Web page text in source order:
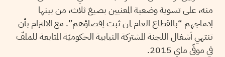
منه، على تسوية وضعية المعنيين بصيغ ثلاث، من بينها
إدماجهم “بالقطاع العام لمن ثبت إقصاؤهم”. مع الالتزام بأن
تنتهي أشغال اللجنة المشتركة النيابية الحكوميّة المتابعة للملفّ
في موفّى ماي 2015.